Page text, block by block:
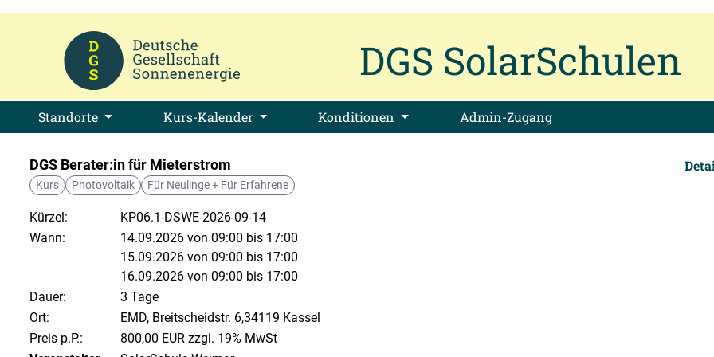
DGS SolarSchulen
Standorte Kurs-Kalender Konditionen Admin-Zugang
DGS Berater:in für Mieterstrom
Kurs Photovoltaik Für Neulinge + Für Erfahrene
Kürzel:
KP06.1-DSWE-2026-09-14
Wann:
14.09.2026 von 09:00 bis 17:00
15.09.2026 von 09:00 bis 17:00
16.09.2026 von 09:00 bis 17:00
Dauer:
3 Tage
Ort:
EMD, Breitscheidstr. 6,34119 Kassel
Preis p.P.:
800,00 EUR zzgl. 19% MwSt